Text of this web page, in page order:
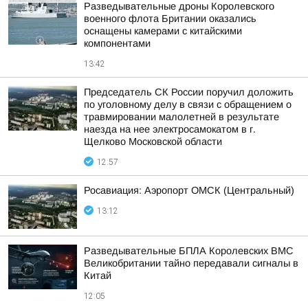
Разведывательные дроны Королевского
военного флота Британии оказались
оснащены камерами с китайскими
компонентами
13:42
Председатель СК России поручил доложить
по уголовному делу в связи с обращением о
травмировании малолетней в результате
наезда на нее электросамокатом в г.
Щелково Московской области
12:57
Росавиация: Аэропорт ОМСК (Центральный)
13:12
Разведывательные БПЛА Королевских ВМС
Великобритании тайно передавали сигналы в
Китай
12:05